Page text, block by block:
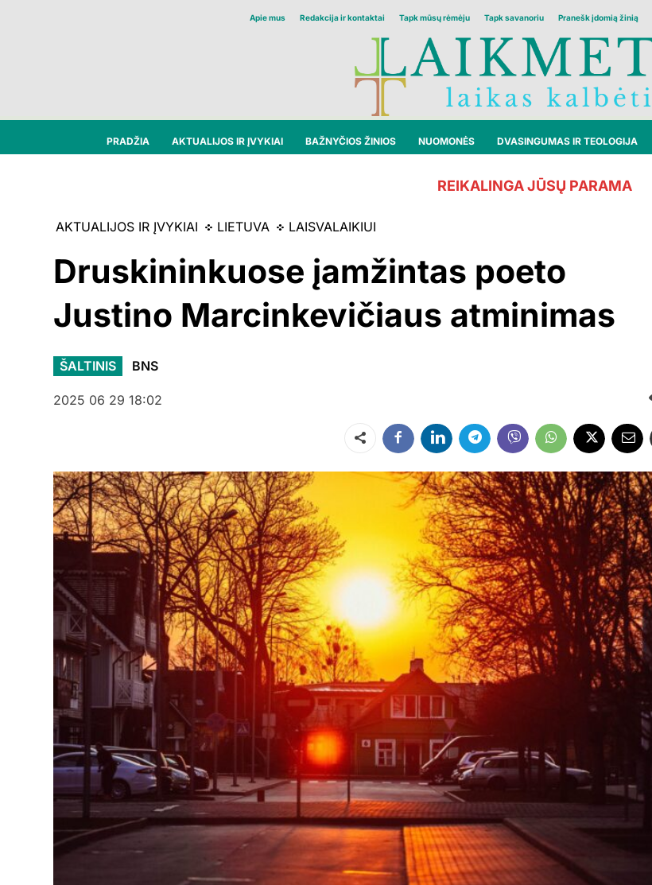
Apie mus Redakcija ir kontaktai Tapk mūsų rėmėju Tapk savanoriu Pranešk įdomią žinią
PRADŽIA AKTUALIJOS IR ĮVYKIAI BAŽNYČIOS ŽINIOS NUOMONĖS DVASINGUMAS IR TEOLOGIJA
REIKALINGA JŪSŲ PARAMA
AKTUALIJOS IR ĮVYKIAI LIETUVA LAISVALAIKIUI
Druskininkuose įamžintas poeto
Justino Marcinkevičiaus atminimas
ŠALTINIS BNS
2025 06 29 18:02
Dalintis